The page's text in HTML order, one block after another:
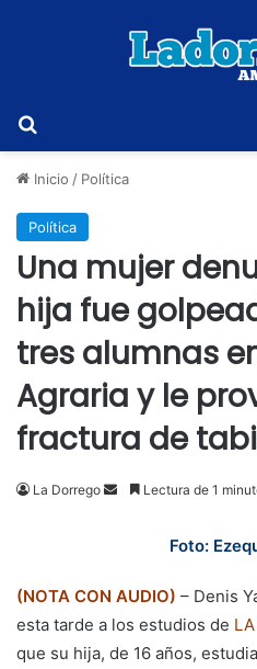
Inicio / Política
Política
Una mujer
hija fue
tres alumnas
Agraria y le
fractura de
La Dorrego
SendLectura de 1
Foto:
(NOTA CON AUDIO) – Denis
esta tarde a los estudios de
que su hija, de 16 años,